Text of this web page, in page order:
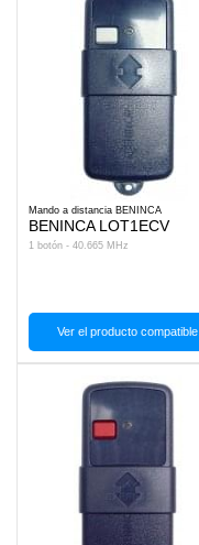
Mando a distancia BENINCA
BENINCA LOT1ECV
1 botón - 40.665 MHz
Ver el producto compatible.